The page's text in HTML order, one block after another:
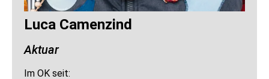
Luca Camenzind
Aktuar
Im OK seit: